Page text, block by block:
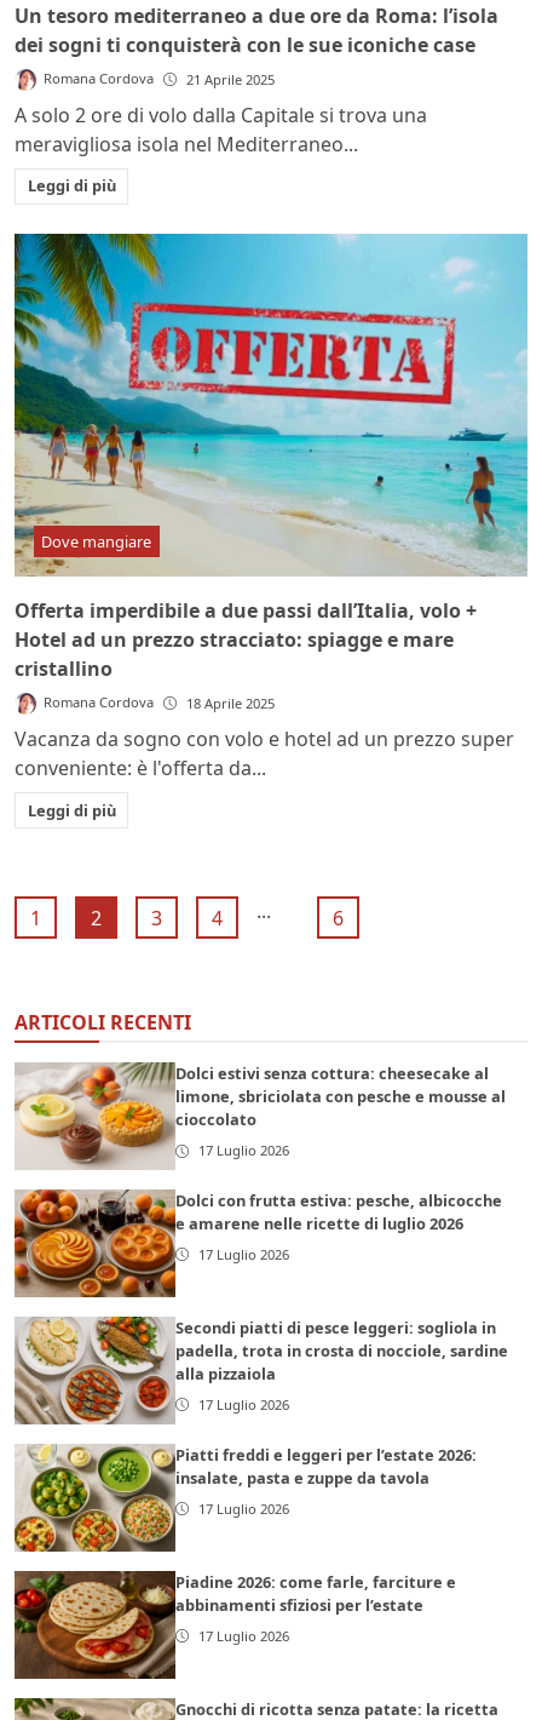
Un tesoro mediterraneo a due ore da Roma: l’isola
dei sogni ti conquisterà con le sue iconiche case
Romana Cordova 21 Aprile 2025
A solo 2 ore di volo dalla Capitale si trova una
meravigliosa isola nel Mediterraneo...
Leggi di più
Dove mangiare
Offerta imperdibile a due passi dall’Italia, volo +
Hotel ad un prezzo stracciato: spiagge e mare
cristallino
Romana Cordova 18 Aprile 2025
Vacanza da sogno con volo e hotel ad un prezzo super
conveniente: è l'offerta da...
Leggi di più
1 2 3 4 ... 6
ARTICOLI RECENTI
Dolci estivi senza cottura: cheesecake al
limone, sbriciolata con pesche e mousse al
cioccolato
17 Luglio 2026
Dolci con frutta estiva: pesche, albicocche
e amarene nelle ricette di luglio 2026
17 Luglio 2026
Secondi piatti di pesce leggeri: sogliola in
padella, trota in crosta di nocciole, sardine
alla pizzaiola
17 Luglio 2026
Piatti freddi e leggeri per l’estate 2026:
insalate, pasta e zuppe da tavola
17 Luglio 2026
Piadine 2026: come farle, farciture e
abbinamenti sfiziosi per l’estate
17 Luglio 2026
Gnocchi di ricotta senza patate: la ricetta